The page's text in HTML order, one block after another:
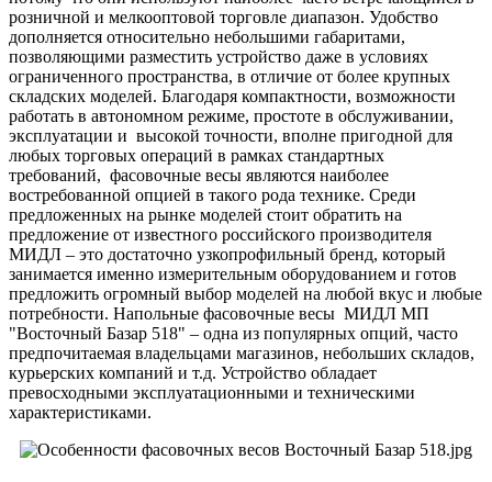
розничной и мелкооптовой торговле диапазон. Удобство
дополняется относительно небольшими габаритами,
позволяющими разместить устройство даже в условиях
ограниченного пространства, в отличие от более крупных
складских моделей. Благодаря компактности, возможности
работать в автономном режиме, простоте в обслуживании,
эксплуатации и высокой точности, вполне пригодной для
любых торговых операций в рамках стандартных
требований, фасовочные весы являются наиболее
востребованной опцией в такого рода технике. Среди
предложенных на рынке моделей стоит обратить на
предложение от известного российского производителя
МИДЛ – это достаточно узкопрофильный бренд, который
занимается именно измерительным оборудованием и готов
предложить огромный выбор моделей на любой вкус и любые
потребности. Напольные фасовочные весы МИДЛ МП
"Восточный Базар 518" – одна из популярных опций, часто
предпочитаемая владельцами магазинов, небольших складов,
курьерских компаний и т.д. Устройство обладает
превосходными эксплуатационными и техническими
характеристиками.